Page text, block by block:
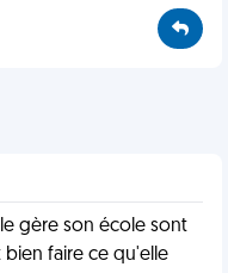
gère son école sont
faire ce qu'elle